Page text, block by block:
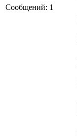
Сообщений: 1